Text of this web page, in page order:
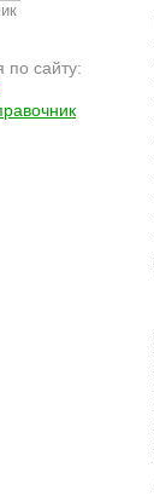
по сайту: